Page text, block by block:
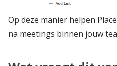
Op deze manier helpen
na meetings binnen jouw